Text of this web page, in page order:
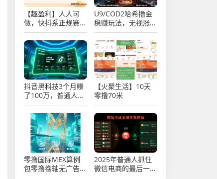
【趣盈利】人人可
做，快抖系正规赛
道，可以批量矩阵！
U9/COD2哈希撸金
稳赚玩法，无视涨跌
每天润trx，实操教
程！
抖音黑科技3个月赚
了100万，普通人逆
袭的机会，你抓住了
吗？
【火聚生活】10天
零撸70米
零撸国际MEX算例
包零撸卷轴无广告
2025年普通人抓住
微信电商的最后一次